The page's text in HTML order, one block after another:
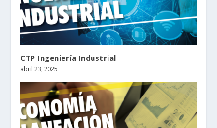
CTP Ingeniería Industrial
abril 23, 2025